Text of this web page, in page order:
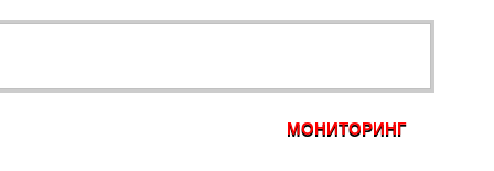
МОНИТОРИНГ